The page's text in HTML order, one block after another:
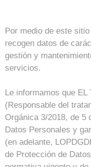
Por medio de este
recogen datos de
gestión y
servicios.
Le informamos que EL
(Responsable del
Orgánica 3/2018, de 5
Datos Personales y
(en adelante,
de Protección de